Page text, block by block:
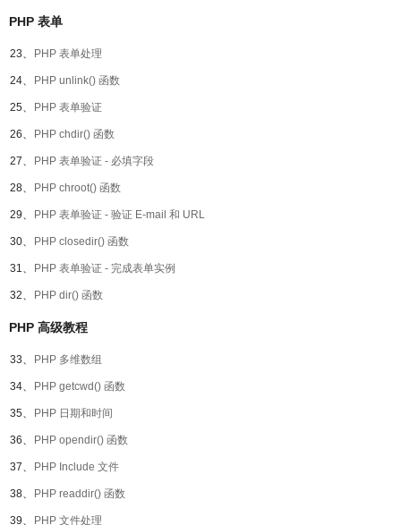
PHP 表单
23、 PHP 表单处理
24、 PHP unlink() 函数
25、 PHP 表单验证
26、 PHP chdir() 函数
27、 PHP 表单验证 - 必填字段
28、 PHP chroot() 函数
29、 PHP 表单验证 - 验证 E-mail 和 URL
30、 PHP closedir() 函数
31、 PHP 表单验证 - 完成表单实例
32、 PHP dir() 函数
PHP 高级教程
33、 PHP 多维数组
34、 PHP getcwd() 函数
35、 PHP 日期和时间
36、 PHP opendir() 函数
37、 PHP Include 文件
38、 PHP readdir() 函数
39、 PHP 文件处理